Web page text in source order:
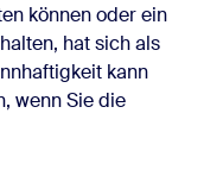
können oder ein
hat sich als
kann
wenn Sie die